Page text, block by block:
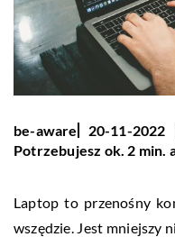
be-aware
20-11-2022
Potrzebujesz ok. 2 min.
Laptop to przenośny
wszędzie. Jest mniejszy